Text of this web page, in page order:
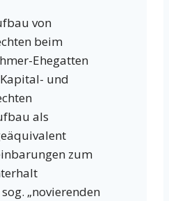
von
beim
Ehegatten
und
als
zum
„novierenden